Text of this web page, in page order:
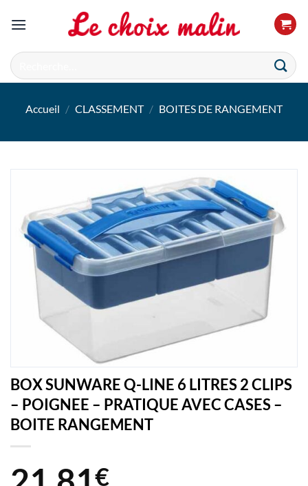
Recherche
pour :
Accueil / CLASSEMENT / BOITES DE RANGEMENT
BOX SUNWARE Q-LINE 6 LITRES 2 CLIPS
– POIGNEE – PRATIQUE AVEC CASES –
BOITE RANGEMENT
€